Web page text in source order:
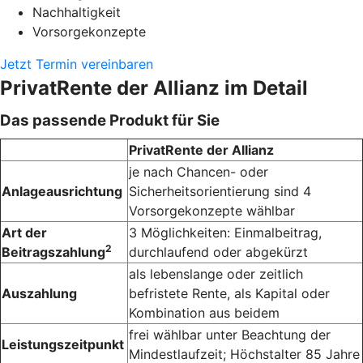
Nachhaltigkeit
Vorsorgekonzepte
Jetzt Termin vereinbaren
PrivatRente der Allianz im Detail
Das passende Produkt für Sie
PrivatRente der Allianz
Anlageausrichtung
je nach Chancen- oder
Sicherheitsorientierung sind 4
Vorsorge­konzepte wählbar
Art der
Beitragszahlung2
3 Möglichkeiten: Einmalbeitrag,
durchlaufend oder abgekürzt
Auszahlung
als lebenslange oder zeitlich
befristete Rente, als Kapital oder
Kombination aus beidem
Leistungszeitpunkt
frei wählbar unter Beachtung der
Mindest­laufzeit; Höchst­alter 85 Jahre